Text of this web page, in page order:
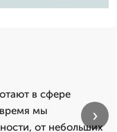
в сфере
время мы
от небольших
›